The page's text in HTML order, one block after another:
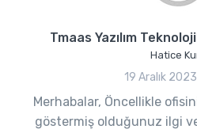
Tmaas Yazılım
Hatice
19 Aralık
Merhabalar, Öncellikle
göstermiş olduğunuz ilgi